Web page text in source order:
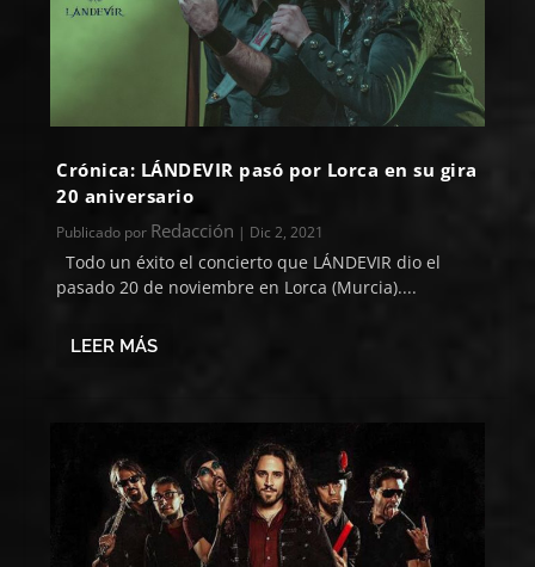
Crónica: LÁNDEVIR pasó por Lorca en su gira
20 aniversario
Publicado por Redacción | Dic 2, 2021
Todo un éxito el concierto que LÁNDEVIR dio el
pasado 20 de noviembre en Lorca (Murcia)....
LEER MÁS